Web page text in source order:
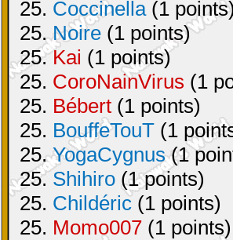
25. Coccinella(1 points)
25.Noire (1 points)
25.Kai (1 points)
25. CoroNainVirus (1
25. Bébert (1 points)
25. BouffeTouT (1
25.YogaCygnus(1
25.Shihiro (1 points)
25. Childéric (1 points)
25. Momo007 (1 points)